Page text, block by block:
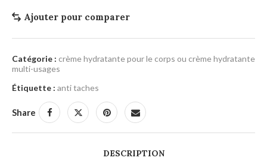
Ajouter pour comparer
Catégorie : crème hydratante pour le corps ou crème hydratante
multi-usages
Étiquette : anti taches
Share
DESCRIPTION